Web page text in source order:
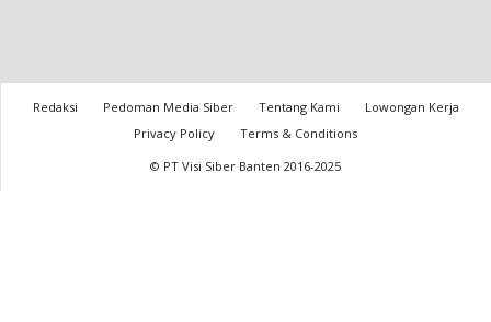
Redaksi Pedoman Media Siber Tentang Kami
Lowongan Kerja
Privacy Policy
Terms & Conditions
© PT Visi Siber Banten 2016-2025